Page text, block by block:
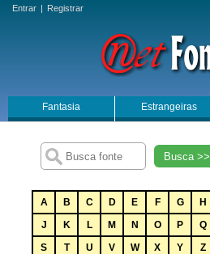
Entrar | Registrar
Fantasia Estrangeiras
Busca >>
A B C D E F G H
J
K L M N O P Q
S
T U V W X Y Z